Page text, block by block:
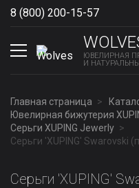
8 (800) 200-15-57
ЮВЕЛИРНАЯ
И
Главная страница
Ювелирная бижутерия
Серьги XUPING Jewerly
Серьги 'XUPING' Swarovski
Серьги 'XUPING'